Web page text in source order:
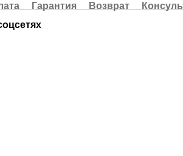
Гарантия Возврат